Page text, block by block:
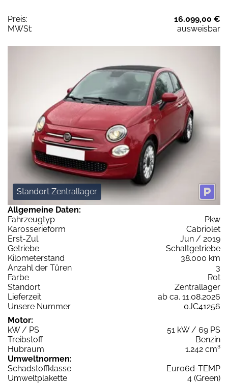
Preis:
16.099,00 €
MWSt:
ausweisbar
Standort Zentrallager
Allgemeine Daten:
Fahrzeugtyp
Pkw
Karosserieform
Cabriolet
Erst-Zul.
Jun / 2019
Getriebe
Schaltgetriebe
Kilometerstand
38.000 km
Anzahl der Türen
3
Farbe
Rot
Standort
Zentrallager
Lieferzeit
ab ca. 11.08.2026
Unsere Nummer
0JC41256
Motor:
kW / PS
51 kW / 69 PS
Treibstoff
Benzin
Hubraum
1.242 cm³
Umweltnormen:
Schadstoffklasse
Euro6d-TEMP
Umweltplakette
4 (Green)